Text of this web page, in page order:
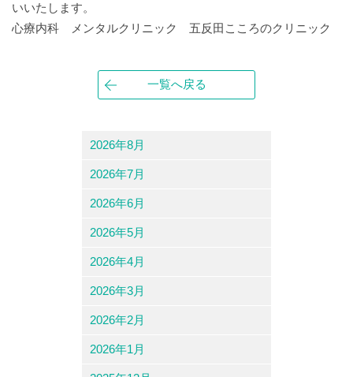
いいたします。
心療内科 メンタルクリニック 五反田こころのクリニック
一覧へ戻る
2026年8月
2026年7月
2026年6月
2026年5月
2026年4月
2026年3月
2026年2月
2026年1月